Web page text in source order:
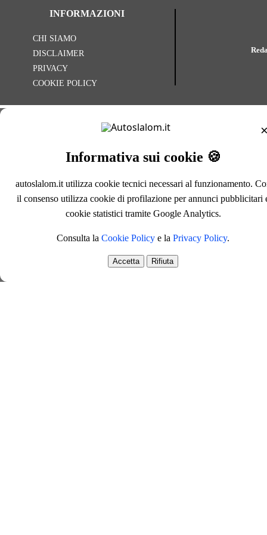
INFORMAZIONI
CHI SIAMO
DISCLAIMER
PRIVACY
COOKIE POLICY
Informativa sui cookie 🍪
autoslalom.it utilizza cookie tecnici necessari al funzionamento.
il consenso utilizza cookie di profilazione per annunci pubblicitari
cookie statistici tramite Google Analytics.
Consulta la Cookie Policy e la Privacy Policy.
Accetta Rifiuta